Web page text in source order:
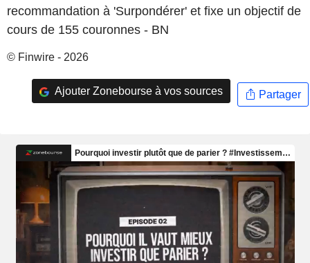
recommandation à 'Surpondérer' et fixe un objectif de
cours de 155 couronnes - BN
© Finwire - 2026
Ajouter Zonebourse à vos sources Partager